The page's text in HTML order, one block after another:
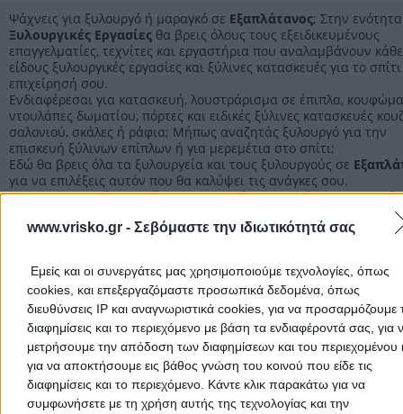
www.vrisko.gr - Σεβόμαστε την ιδιωτικότητά σας
Εμείς και οι συνεργάτες μας χρησιμοποιούμε τεχνολογίες, όπως
cookies, και επεξεργαζόμαστε προσωπικά δεδομένα, όπως
διευθύνσεις IP και αναγνωριστικά cookies, για να προσαρμόζουμε
διαφημίσεις και το περιεχόμενο με βάση τα ενδιαφέροντά σας, για
μετρήσουμε την απόδοση των διαφημίσεων και του περιεχομένου
για να αποκτήσουμε εις βάθος γνώση του κοινού που είδε τις
διαφημίσεις και το περιεχόμενο. Κάντε κλικ παρακάτω για να
συμφωνήσετε με τη χρήση αυτής της τεχνολογίας και την
Εξαπλάτανος
Ψάχνεις για ξυλουργό ή μαραγκό σε Εξαπλάτανος; Στην ενότητα
Ξυλουργικές Εργασίες θα βρεις όλους τους εξειδικευμένους
επαγγελματίες, τεχνίτες και εργαστήρια που αναλαμβάνουν κάθε
είδους ξυλουργικές εργασίες και ξύλινες κατασκευές για το
επιχείρησή σου.
Ενδιαφέρεσαι για κατασκευή, λουστράρισμα σε έπιπλα,
ντουλάπες δωματίου, πόρτες και ειδικές ξύλινες κατασκευές
σαλονιού, σκάλες ή ράφια; Μήπως αναζητάς ξυλουργό για την
επισκευή ξύλινων επίπλων ή για μερεμέτια στο σπίτι;
Εδώ θα βρεις όλα τα ξυλουργεία και τους ξυλουργούς σε
για να επιλέξεις αυτόν που θα καλύψει τις ανάγκες σου.
Η επαγγελματική εμπειρία, ο εξοπλισμός και η γρήγορη
είναι κάποια από τα βασικά κριτήρια για την επιλογή του
για σένα.
Ξυλουργικές Εργασίες Πέλλας
Ξυλουργικές Εργασίες
Αρχική > Νομός ΠΕΛΛΑΣ > Εξαπλάτανος > Κατασκευές >
Εργασίες